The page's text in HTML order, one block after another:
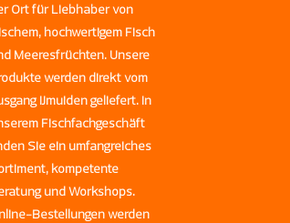
Ort für Liebhaber von
hochwertigem Fisch
Meeresfrüchten. Unsere
werden direkt vom
IJmuiden geliefert. In
Fischfachgeschäft
Sie ein umfangreiches
kompetente
und Workshops.
Bestellungen werden